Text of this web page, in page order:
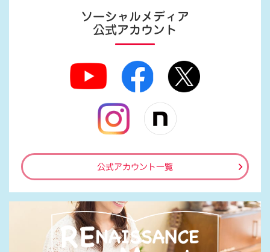
ソーシャルメディア
公式アカウント
公式アカウント一覧